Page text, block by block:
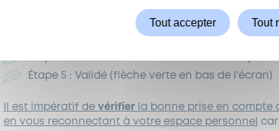
Étape 2 : sur le calendrier, sélectionner le
accueil de loisirs matin – mercredi 2 septembre)
Étape 5 : Validé (flèche verte en bas de l’écran)
Il est impératif de vérifier la bonne prise en compte
en vous reconnectant à votre espace personnel car
Tout accepter Tout